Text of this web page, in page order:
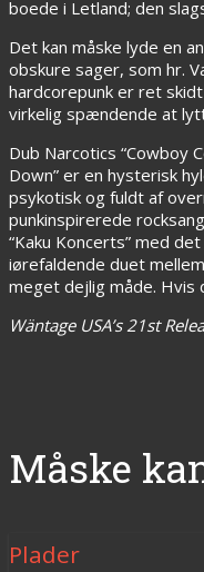
boede i Letland; den
Det kan måske lyde en
obskure sager, som hr.
hardcorepunk er ret
virkelig spændende at
Dub Narcotics “Cowboy
Down” er en hysterisk
psykotisk og fuldt af
punkinspirerede
“Kaku Koncerts” med
iørefaldende duet
meget dejlig måde. Hvis
Wäntage USA’s 21st
Måske
Plader